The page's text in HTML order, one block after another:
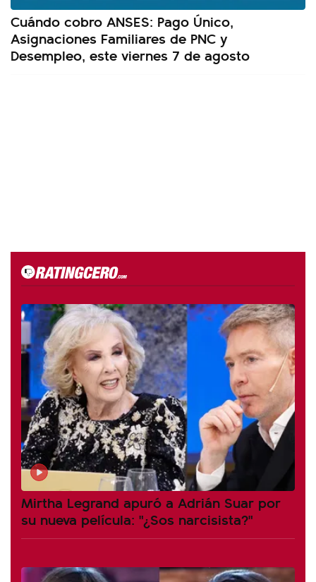
Cuándo cobro ANSES: Pago Único,
Asignaciones Familiares de PNC y
Desempleo, este viernes 7 de agosto
Mirtha Legrand apuró a Adrián Suar por
su nueva película: "¿Sos narcisista?"